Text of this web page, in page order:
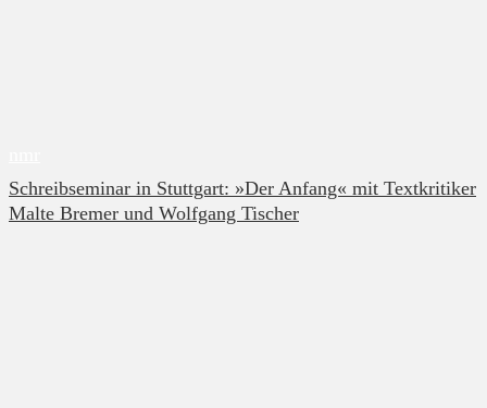
Schreibseminar in Stuttgart: »Der Anfang« mit Textkritiker
Malte Bremer und Wolfgang Tischer